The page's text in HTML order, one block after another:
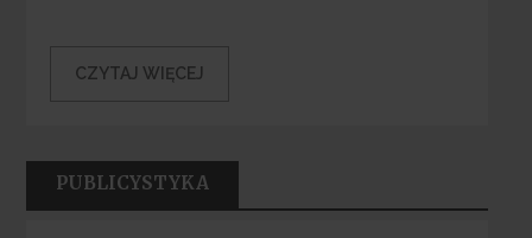
CZYTAJ WIĘCEJ
PUBLICYSTYKA